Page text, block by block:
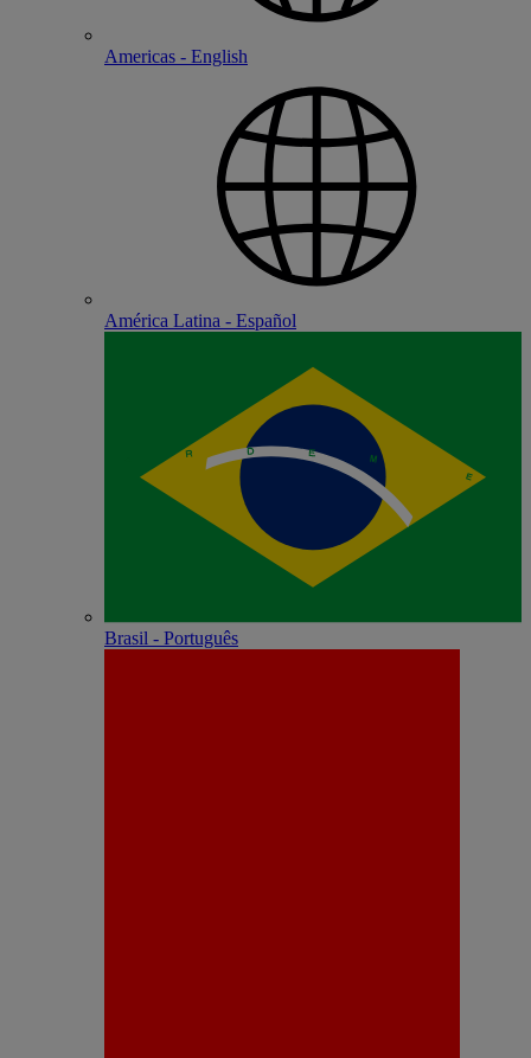
Americas - English
América Latina - Español
Brasil - Português